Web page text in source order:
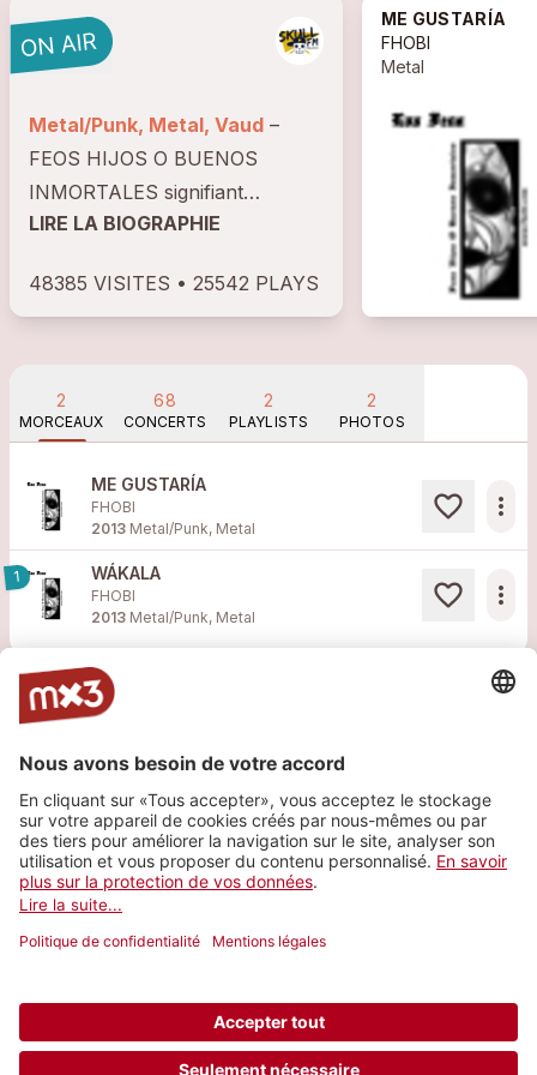
Metal/Punk, Metal, Vaud
FEOS HIJOS O BUENOS
INMORTALES signifiant
mauvais fils ou bons immortels,
compositeur, interprète. L’idée
le...
LIRE LA BIOGRAPHIE
48385 VISITES • 25542 PLAYS
ME GUSTARÍA
FHOBI
Metal
2
MORCEAUX
68
CONCERTS
2
PLAYLISTS
2
PHOTOS
ME GUSTARÍA
FHOBI
2013 Metal/Punk, Metal
more_horiz
1 WÁKALA
FHOBI
2013 Metal/Punk, Metal
more_horiz
F.H.O.B.I - FaceBook
F.H.O.B.I - photos de presse F.H.O.B.I - Site